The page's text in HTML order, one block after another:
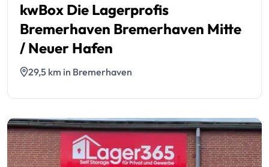
kwBox Die Lagerprofis
Bremerhaven Bremerhaven Mitte
/ Neuer Hafen
29,5 km in Bremerhaven